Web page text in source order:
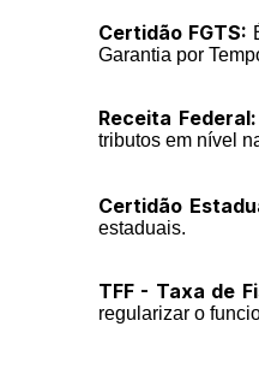
Certidão FGTS:
Garantia por
Receita Federal:
tributos em nível
Certidão
estaduais.
TFF - Taxa de
regularizar o